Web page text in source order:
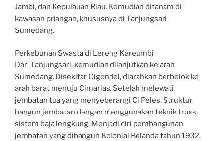
Jambi, dan Kepulauan Riau. Kemudian ditanam di
kawasan priangan, khususnya di Tanjungsari
Sumedang.
Perkebunan Swasta di Lereng Kareumbi
Dari Tanjungsari, kemudian dilanjutkan ke arah
Sumedang. Disekitar Cigendel, diarahkan berbelok ke
arah barat menuju Cimarias. Setelah melewati
jembatan tua yang menyeberangi Ci Peles. Struktur
bangun jembatan dengan menggunakan teknik truss,
sistem baja lengkung. Menjadi ciri pembangunan
jembatan yang dibangun Kolonial Belanda tahun 1932.